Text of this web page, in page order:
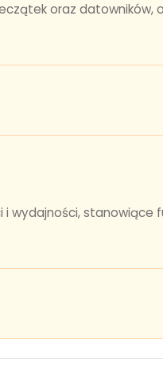
oraz datowników,
wydajności,